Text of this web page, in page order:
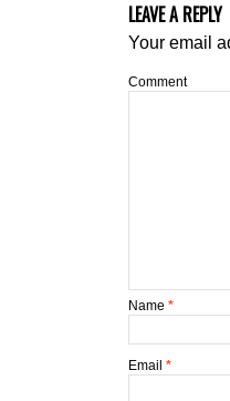
LEAVE A REPLY
Your email
Comment
Name *
Email *